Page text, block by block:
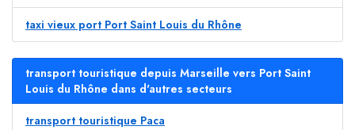
taxi vieux port Port Saint Louis du Rhône
transport touristique depuis Marseille vers Port Saint
Louis du Rhône dans d'autres secteurs
transport touristique Paca